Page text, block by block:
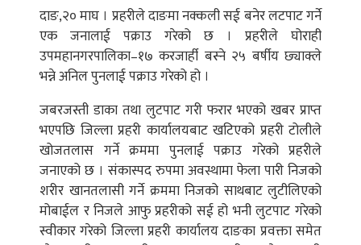
दाङ,२० माघ । प्रहरीले दाङमा नक्कली सई बनेर लटपाट गर्ने
एक जनालाई पक्राउ गरेको छ । प्रहरीले घोराही
उपमहानगरपालिका–१७ करजार्ही बस्ने २५ बर्षीय छ्याक्ले
भन्ने अनिल पुनलाई पक्राउ गरेको हो ।
जबरजस्ती डाका तथा लुटपाट गरी फरार भएको खबर प्राप्त
भएपछि जिल्ला प्रहरी कार्यालयबाट खटिएको प्रहरी टोलीले
खोजतलास गर्ने क्रममा पुनलाई पक्राउ गरेको प्रहरीले
जनाएको छ । संकास्पद रुपमा अवस्थामा फेला पारी निजको
शरीर खानतलासी गर्ने क्रममा निजको साथबाट लुटीलिएको
मोबाईल र निजले आफु प्रहरीको सई हो भनी लुटपाट गरेको
स्वीकार गरेको जिल्ला प्रहरी कार्यालय दाङका प्रवक्ता समेत